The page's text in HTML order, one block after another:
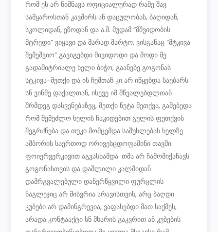
რომ ეს არ ნიშნავს ოფიციალურად რამე შავ
სამყაროსთან კავშირს ან დაცულობას, ბაღიდან,
სკოლიდან, ეზოდან და ა.შ. მუდამ “მშვიდობის
მტრედი” ვიყავი და მარად მარტო, ვისგანაც “მტკივა
შემეშვიო” გავიგებდი მივიდოდი და მოდი მე
გადამიტრიალე ხელი ბიჭო, გაანებე გოგონას
სტკივა-მეთქი და ის ჩემთან კი არ იწყებდა საუბარს
სნ ვინმე დაქალთან, ისევე იმ მწვალებდლთან
შრმდეგ დასვენებაზეც, მეთქი ნეტა მეთქვა, გამებედა
რომ შემეძლო ხელის ჩაკიდებით გულის ფეთქვის
შეგრძნება და თუკი მომცემდა საშუსლებას ხელზე
ამბორის საერთოდ ორივესცდოფამინი თავში
ფოიერვერკივით აგვასხამდა. თმა არ ჩამომიქაჩავს
გოგონასთვის და დაშლილი კალმიდან
დამრგვალებული დანერწყვილი ფურცლის
ნაგლეჯიც არ მისვრია არავისთვის, არც ბაღდი
კუბები არ დამინგრევია, ვაფასებდი მათ საქმეს,
არადა კონტააქტი სნ მხარის გაკვრით ან კუბების